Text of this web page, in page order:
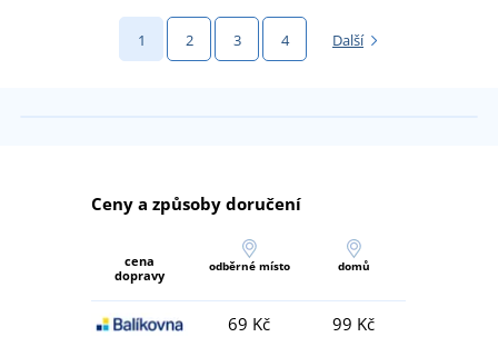
1 2 3 4 Další
Ceny a způsoby doručení
cena
dopravy
odběrné místo domů
69 Kč
99 Kč